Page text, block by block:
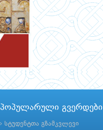
პოპულარული გვერდები
სტუდენტთა გზამკვლევი